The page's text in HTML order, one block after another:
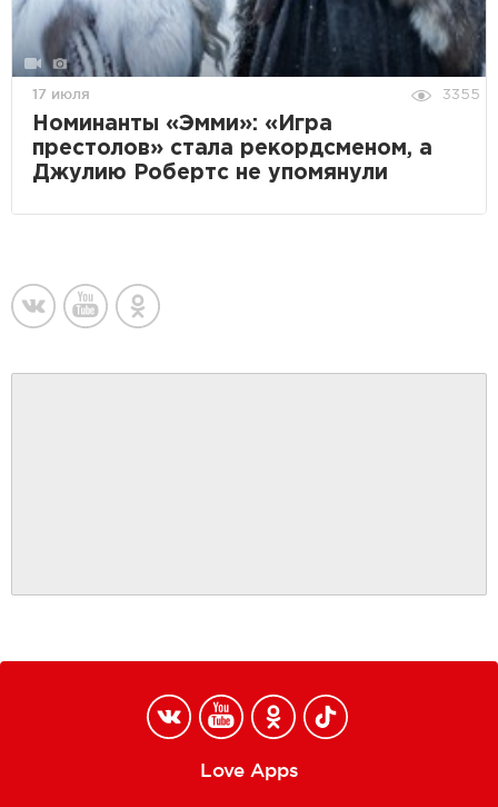
17 июля 3355
Номинанты «Эмми»: «Игра
престолов» стала рекордсменом, а
Джулию Робертс не упомянули
Love Apps